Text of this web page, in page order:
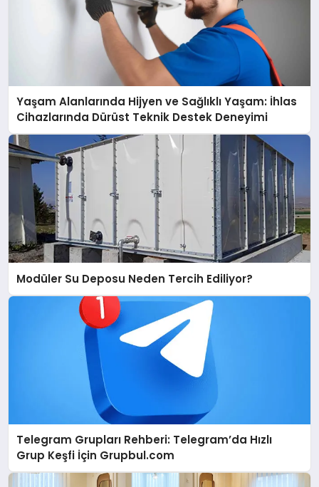
Yaşam Alanlarında Hijyen ve Sağlıklı Yaşam: İhlas
Cihazlarında Dürüst Teknik Destek Deneyimi
Modüler Su Deposu Neden Tercih Ediliyor?
Telegram Grupları Rehberi: Telegram’da Hızlı
Grup Keşfi İçin Grupbul.com